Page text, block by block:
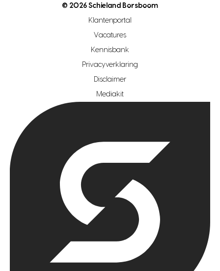
makelaar regio zoetermeer
hypotheekshop regio den haag
hypotheekshop regio rotterdam
© 2026 Schieland Borsboom
Klantenportal
Vacatures
Kennisbank
Privacyverklaring
Disclaimer
Mediakit